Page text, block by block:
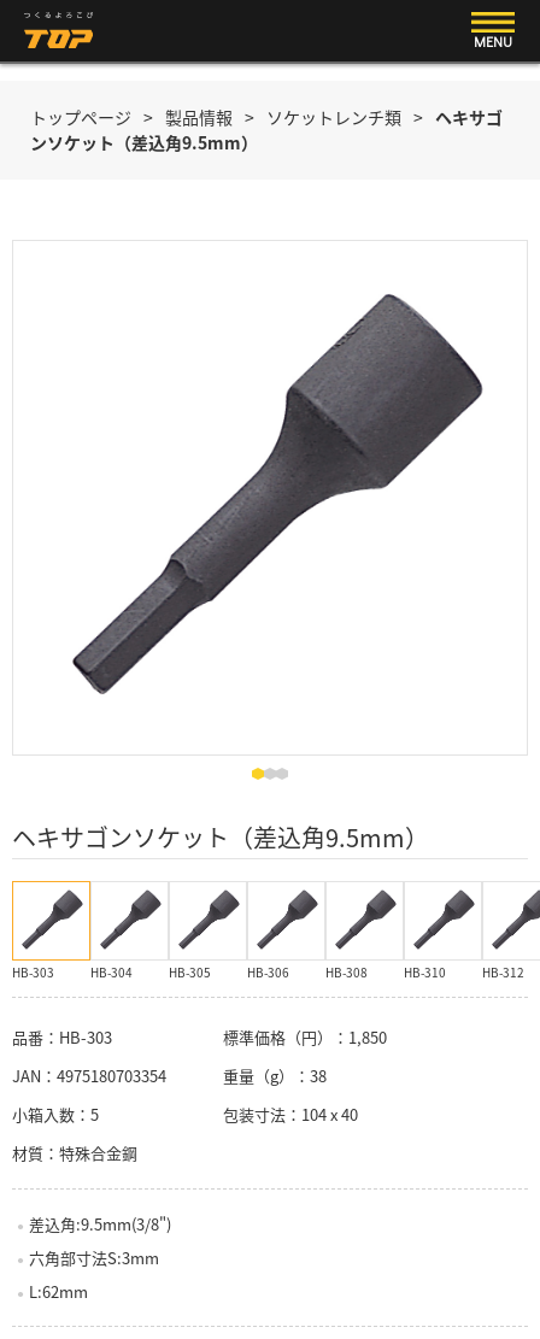
MENU
トップページ > 製品情報 > ソケットレンチ類 > ヘキサゴ
ンソケット（差込角9.5mm）
ヘキサゴンソケット（差込角9.5mm）
HB-303 HB-304 HB-305 HB-306 HB-308 HB-310 HB-312
品番： HB-303 標準価格（円）： 1,850
JAN： 4975180703354 重量（g）： 38
小箱入数： 5 包装寸法： 104 x 40
材質： 特殊合金鋼
差込角:9.5mm(3/8")
六角部寸法S:3mm
L:62mm